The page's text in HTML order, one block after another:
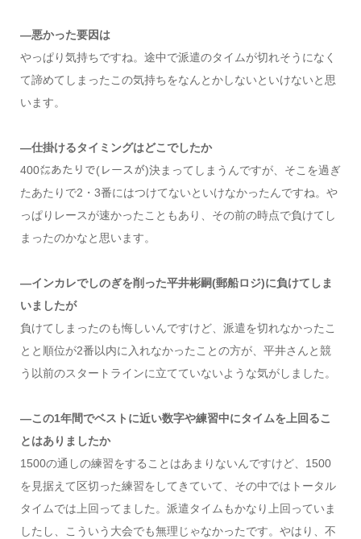
―悪かった要因は
やっぱり気持ちですね。途中で派遣のタイムが切れそうになく
て諦めてしまったこの気持ちをなんとかしないといけないと思
います。
―仕掛けるタイミングはどこでしたか
400㍍あたりで(レースが)決まってしまうんですが、そこを過ぎ
たあたりで2・3番にはつけてないといけなかったんですね。や
っぱりレースが速かったこともあり、その前の時点で負けてし
まったのかなと思います。
―インカレでしのぎを削った平井彬嗣(郵船ロジ)に負けてしま
いましたが
負けてしまったのも悔しいんですけど、派遣を切れなかったこ
とと順位が2番以内に入れなかったことの方が、平井さんと競
う以前のスタートラインに立てていないような気がしました。
―この1年間でベストに近い数字や練習中にタイムを上回るこ
とはありましたか
1500の通しの練習をすることはあまりないんですけど、1500
を見据えて区切った練習をしてきていて、その中ではトータル
タイムでは上回ってました。派遣タイムもかなり上回っていま
したし、こういう大会でも無理じゃなかったです。やはり、不